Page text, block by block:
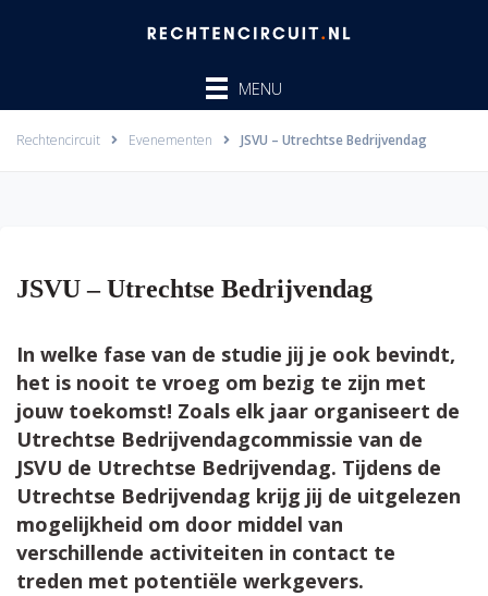
MENU
Rechtencircuit Evenementen JSVU – Utrechtse Bedrijvendag
JSVU – Utrechtse Bedrijvendag
In welke fase van de studie jij je ook bevindt,
het is nooit te vroeg om bezig te zijn met
jouw toekomst! Zoals elk jaar organiseert de
Utrechtse Bedrijvendagcommissie van de
JSVU de Utrechtse Bedrijvendag. Tijdens de
Utrechtse Bedrijvendag krijg jij de uitgelezen
mogelijkheid om door middel van
verschillende activiteiten in contact te
treden met potentiële werkgevers.